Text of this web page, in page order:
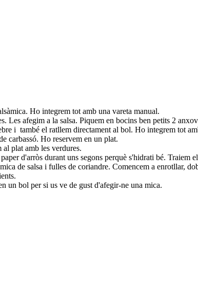
Ho integrem tot amb una vareta manual.
Les afegim a la salsa. Piquem en bocins ben petits 2
i també el ratllem directament al bol. Ho integrem tot
carbassó. Ho reservem en un plat.
plat amb les verdures.
d'arròs durant uns segons perquè s'hidrati bé. Traiem
de salsa i fulles de coriandre. Comencem a enrotllar,
un bol per si us ve de gust d'afegir-ne una mica.